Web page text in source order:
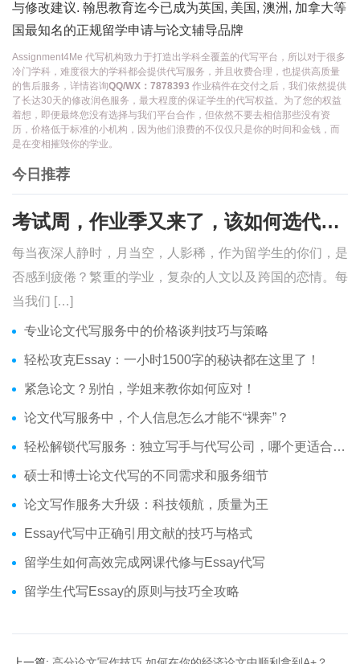
与修改建议. 翰思教育迄今已成为英国, 美国, 澳洲, 加拿大等
国最知名的正规留学申请与论文辅导品牌
Assignment4Me 代写机构致力于打造出学科全覆盖的代写平台，所以对于很多
冷门学科，难度很大的学科都会提供代写服务，并且收费合理，也提供高质量
的售后服务，详情咨询QQ/WX：7878393 作业稿件在交付之后，我们依然提供
了长达30天的修改润色服务，最大程度的保证学生的代写权益。为了您的权益
着想，即便最终您没有选择与我们平台合作，但依然不要去相信那些没有资
历，价格低于标准的小机构，因为他们浪费的不仅仅只是你的时间和金钱，而
是在变相摧毁你的学业。
今日推荐
考试周，作业季又来了，该如何选代写？便宜的代写、代考会有哪些问题？
每当夜深人静时，月当空，人影稀，作为留学生的你们，是
否感到疲倦？繁重的学业，复杂的人文以及跨国的恋情。每
当我们 […]
专业论文代写服务中的价格谈判技巧与策略
轻松攻克Essay：一小时1500字的秘诀都在这里了！
紧急论文？别怕，学姐来教你如何应对！
论文代写服务中，个人信息怎么才能不“裸奔”？
轻松解锁代写服务：独立写手与代写公司，哪个更适合你？
硕士和博士论文代写的不同需求和服务细节
论文写作服务大升级：科技领航，质量为王
Essay代写中正确引用文献的技巧与格式
留学生如何高效完成网课代修与Essay代写
留学生代写Essay的原则与技巧全攻略